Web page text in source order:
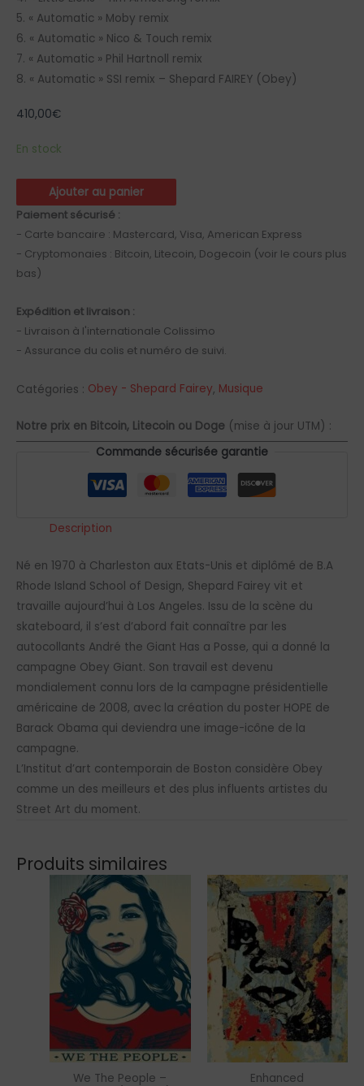
5. « Automatic » Moby remix
6. « Automatic » Nico & Touch remix
7. « Automatic » Phil Hartnoll remix
8. « Automatic » SSI remix – Shepard FAIREY (Obey)
410,00€
En stock
quantité
de
Noise
Project
Remixes
Records)
Ajouter au panier
Paiement sécurisé :
- Carte bancaire : Mastercard, Visa, American Express
- Cryptomonaies : Bitcoin, Litecoin, Dogecoin (voir le cours plus
bas)
Expédition et livraison :
- Livraison à l'internationale Colissimo
- Assurance du colis et numéro de suivi.
Catégories : Obey - Shepard Fairey, Musique
Notre prix en Bitcoin, Litecoin ou Doge (mise à jour UTM) :
Commande sécurisée garantie
Description
Né en 1970 à Charleston aux Etats-Unis et diplômé de B.A
Rhode Island School of Design, Shepard Fairey vit et
travaille aujourd’hui à Los Angeles. Issu de la scène du
skateboard, il s’est d’abord fait connaître par les
autocollants André the Giant Has a Posse, qui a donné la
campagne Obey Giant. Son travail est devenu
mondialement connu lors de la campagne présidentielle
américaine de 2008, avec la création du poster HOPE de
Barack Obama qui deviendra une image-icône de la
campagne.
L’Institut d’art contemporain de Boston considère Obey
comme un des meilleurs et des plus influents artistes du
Street Art du moment.
Produits similaires
We The People –
Enhanced